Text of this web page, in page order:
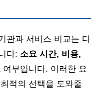
관과 서비스 비교는 다
다: 소요 시간, 비용,
여부입니다. 이러한 요
적의 선택을 도와줄